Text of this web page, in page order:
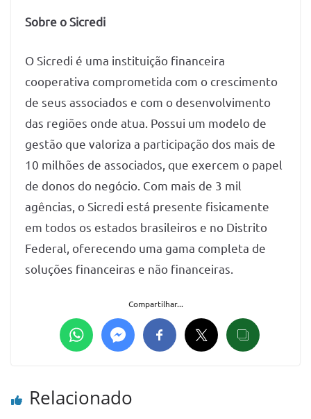
Sobre o Sicredi
O Sicredi é uma instituição financeira
cooperativa comprometida com o crescimento
de seus associados e com o desenvolvimento
das regiões onde atua. Possui um modelo de
gestão que valoriza a participação dos mais de
10 milhões de associados, que exercem o papel
de donos do negócio. Com mais de 3 mil
agências, o Sicredi está presente fisicamente
em todos os estados brasileiros e no Distrito
Federal, oferecendo uma gama completa de
soluções financeiras e não financeiras.
Compartilhar...
Relacionado